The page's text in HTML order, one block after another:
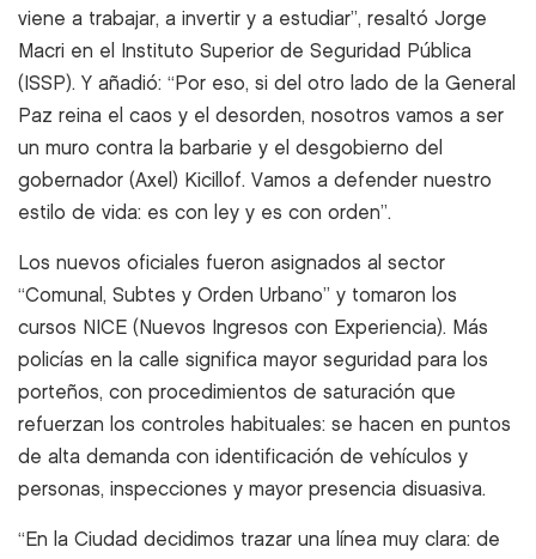
viene a trabajar, a invertir y a estudiar”, resaltó Jorge
Macri en el Instituto Superior de Seguridad Pública
(ISSP). Y añadió: “Por eso, si del otro lado de la General
Paz reina el caos y el desorden, nosotros vamos a ser
un muro contra la barbarie y el desgobierno del
gobernador (Axel) Kicillof. Vamos a defender nuestro
estilo de vida: es con ley y es con orden”.
Los nuevos oficiales fueron asignados al sector
“Comunal, Subtes y Orden Urbano” y tomaron los
cursos NICE (Nuevos Ingresos con Experiencia). Más
policías en la calle significa mayor seguridad para los
porteños, con procedimientos de saturación que
refuerzan los controles habituales: se hacen en puntos
de alta demanda con identificación de vehículos y
personas, inspecciones y mayor presencia disuasiva.
“En la Ciudad decidimos trazar una línea muy clara: de